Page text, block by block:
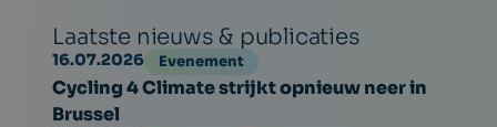
Laatste nieuws & publicaties
16.07.2026 Evenement
Cycling 4 Climate strijkt opnieuw neer in
Brussel